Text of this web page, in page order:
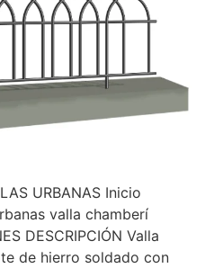
URBANAS Inicio
valla chamberí
DESCRIPCIÓN Valla
de hierro soldado con